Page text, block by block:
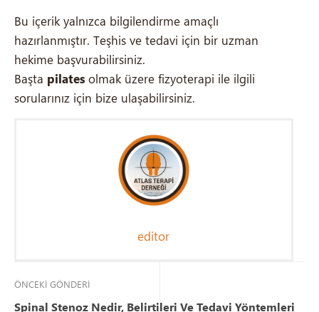
Bu içerik yalnızca bilgilendirme amaçlı
hazırlanmıştır. Teşhis ve tedavi için bir uzman
hekime başvurabilirsiniz.
Başta pilates olmak üzere fizyoterapi ile ilgili
sorularınız için bize ulaşabilirsiniz.
editor
ÖNCEKI GÖNDERI
Spinal Stenoz Nedir, Belirtileri Ve Tedavi Yöntemleri